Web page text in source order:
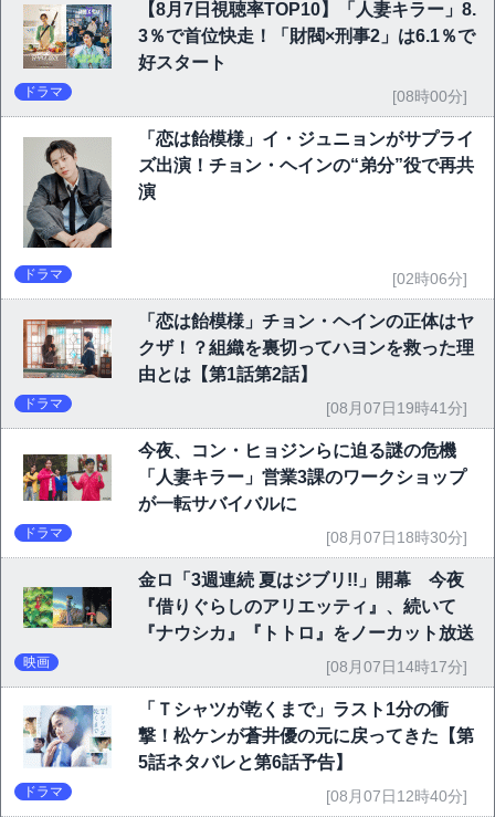
【8月7日視聴率TOP10】「人妻キラー」8.
3％で首位快走！「財閥×刑事2」は6.1％で
好スタート
ドラマ [08時00分]
「恋は飴模様」イ・ジュニョンがサプライ
ズ出演！チョン・ヘインの“弟分”役で再共
演
ドラマ [02時06分]
「恋は飴模様」チョン・ヘインの正体はヤ
クザ！？組織を裏切ってハヨンを救った理
由とは【第1話第2話】
ドラマ [08月07日19時41分]
今夜、コン・ヒョジンらに迫る謎の危機
「人妻キラー」営業3課のワークショップ
が一転サバイバルに
ドラマ [08月07日18時30分]
金ロ「3週連続 夏はジブリ!!」開幕 今夜
『借りぐらしのアリエッティ』、続いて
『ナウシカ』『トトロ』をノーカット放送
映画 [08月07日14時17分]
「Ｔシャツが乾くまで」ラスト1分の衝
撃！松ケンが蒼井優の元に戻ってきた【第
5話ネタバレと第6話予告】
ドラマ [08月07日12時40分]